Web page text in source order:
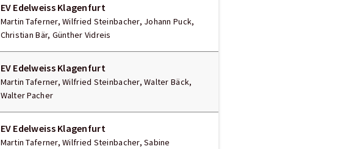
EV Edelweiss Klagenfurt
Martin Taferner, Wilfried Steinbacher, Johann Puck,
Christian Bär, Günther Vidreis
EV Edelweiss Klagenfurt
Martin Taferner, Wilfried Steinbacher, Walter Bäck,
Walter Pacher
EV Edelweiss Klagenfurt
Martin Taferner, Wilfried Steinbacher, Sabine